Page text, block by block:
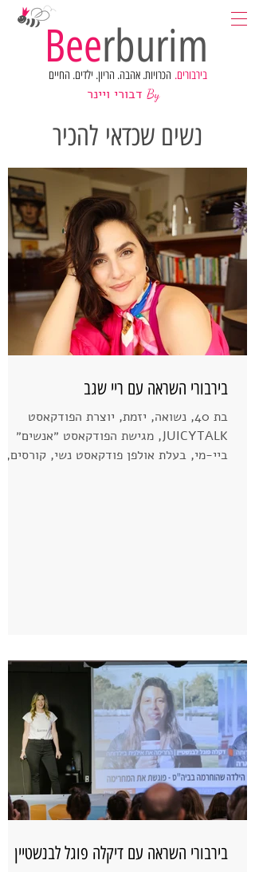
Beerburim
בירבורים. הכרויות. אהבה. הריון. ילדים. החיים
By
בירבורי השראה עם ריי שגב
בת 40, נשואה, יזמת, יוצרת הפודקאסט
JUICYTALK, מגישת הפודקאסט ״אנשים״
ביי-מי, בעלת אולפן פודקאסט נשי, קורסים,
בירבורי השראה עם דיקלה פוגל לבנשטיין
נשים שכדאי להכיר